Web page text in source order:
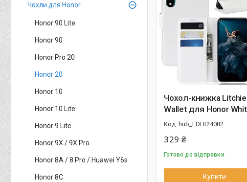
Чохол-книжка Litchie
Wallet для Honor
hub_LDHt24082
329 ₴
Готово до відправки
Купити
Чохли для Honor
Honor 90 Lite
Honor 90
Honor Pro 20
Honor 20
Honor 10
Honor 10 Lite
Honor 9 Lite
Honor 9X / 9X Pro
Honor 8A / 8 Pro / Huawei Y6s
Honor 8C